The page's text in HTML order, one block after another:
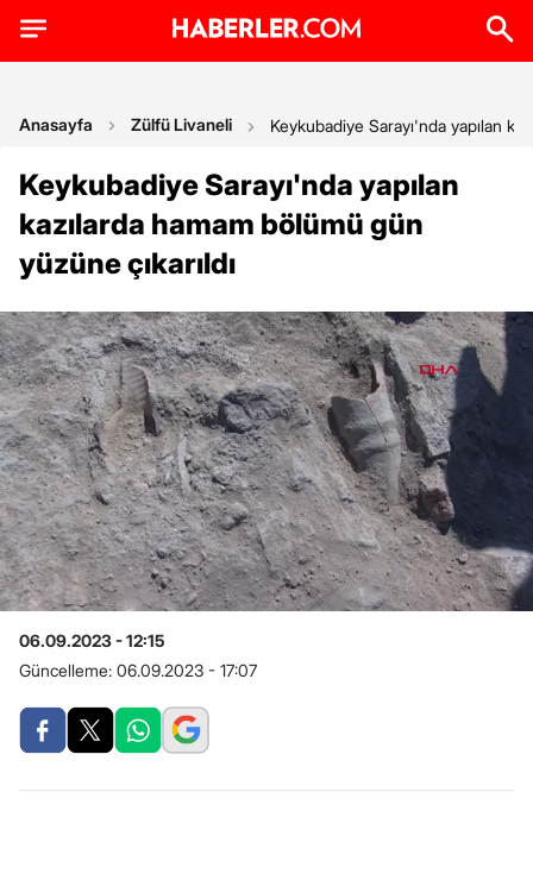
Anasayfa Zülfü Livaneli Keykubadiye Sarayı'nda yapılan
Keykubadiye Sarayı'nda yapılan
kazılarda hamam bölümü gün
yüzüne çıkarıldı
06.09.2023 - 12:15
Güncelleme: 06.09.2023 - 17:07